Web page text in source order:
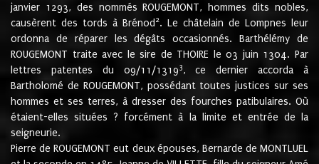
janvier 1293, des nommés ROUGEMONT, hommes dits nobles,
causèrent des tords à Brénod 2. Le châtelain de Lompnes leur
ordonna de réparer les dégâts occasionnés. Barthélémy de
ROUGEMONT traite avec le sire de THOIRE le 03 juin 1304. Par
lettres patentes du 09/11/13193, ce dernier accorda à
Bartholomé de ROUGEMONT, possédant toutes justices sur ses
hommes et ses terres, à dresser des fourches patibulaires. Où
étaient-elles situées ? forcément à la limite et entrée de la
seigneurie.
Pierre de ROUGEMONT eut deux épouses, Bernarde de MONTLUEL